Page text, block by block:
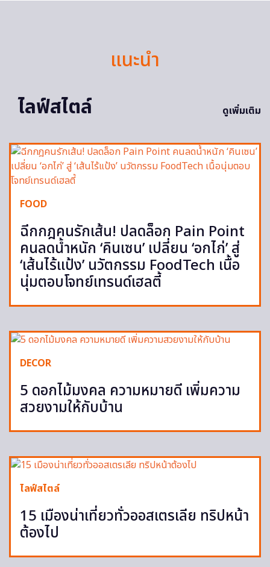
แนะนำ
ไลฟ์สไตล์
ดูเพิ่มเติม
FOOD
ฉีกกฎคนรักเส้น! ปลดล็อก Pain Point
คนลดน้ำหนัก ‘คินเซน’ เปลี่ยน ‘อกไก่’ สู่
‘เส้นไร้แป้ง’ นวัตกรรม FoodTech เนื้อ
นุ่มตอบโจทย์เทรนด์เฮลตี้
DECOR
5 ดอกไม้มงคล ความหมายดี เพิ่มความ
สวยงามให้กับบ้าน
ไลฟ์สไตล์
15 เมืองน่าเที่ยวทั่วออสเตรเลีย ทริปหน้า
ต้องไป